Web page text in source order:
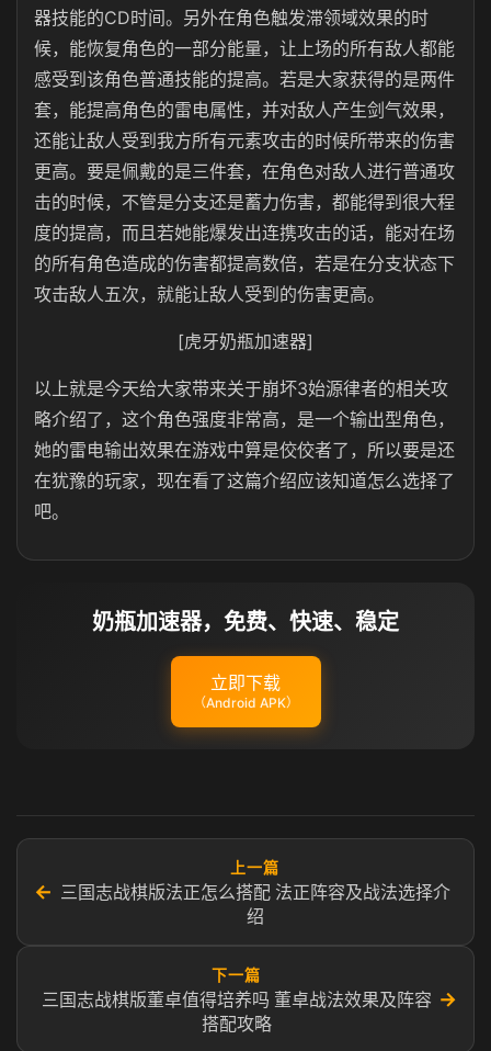
器技能的CD时间。另外在角色触发滞领域效果的时
候，能恢复角色的一部分能量，让上场的所有敌人都能
感受到该角色普通技能的提高。若是大家获得的是两件
套，能提高角色的雷电属性，并对敌人产生剑气效果，
还能让敌人受到我方所有元素攻击的时候所带来的伤害
更高。要是佩戴的是三件套，在角色对敌人进行普通攻
击的时候，不管是分支还是蓄力伤害，都能得到很大程
度的提高，而且若她能爆发出连携攻击的话，能对在场
的所有角色造成的伤害都提高数倍，若是在分支状态下
攻击敌人五次，就能让敌人受到的伤害更高。
[虎牙奶瓶加速器]
以上就是今天给大家带来关于崩坏3始源律者的相关攻
略介绍了，这个角色强度非常高，是一个输出型角色，
她的雷电输出效果在游戏中算是佼佼者了，所以要是还
在犹豫的玩家，现在看了这篇介绍应该知道怎么选择了
吧。
奶瓶加速器，免费、快速、稳定
立即下载
（Android APK）
←
上一篇
三国志战棋版法正怎么搭配 法正阵容及战法选择介
绍
下一篇
三国志战棋版董卓值得培养吗 董卓战法效果及阵容
搭配攻略
→